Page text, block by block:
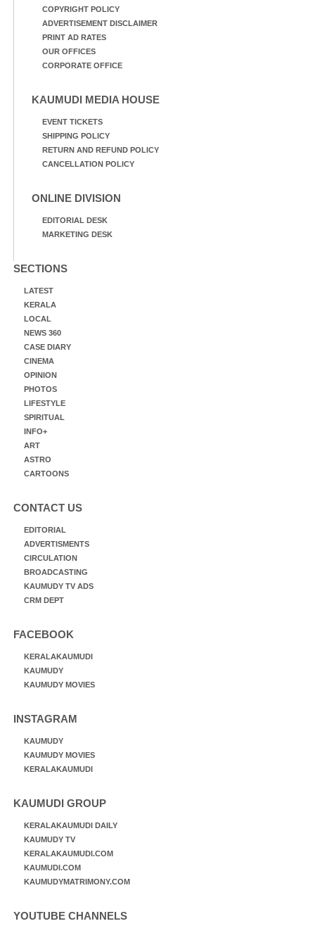
COPYRIGHT POLICY
ADVERTISEMENT DISCLAIMER
PRINT AD RATES
OUR OFFICES
CORPORATE OFFICE
KAUMUDI MEDIA HOUSE
EVENT TICKETS
SHIPPING POLICY
RETURN AND REFUND POLICY
CANCELLATION POLICY
ONLINE DIVISION
EDITORIAL DESK
MARKETING DESK
SECTIONS
LATEST
KERALA
LOCAL
NEWS 360
CASE DIARY
CINEMA
OPINION
PHOTOS
LIFESTYLE
SPIRITUAL
INFO+
ART
ASTRO
CARTOONS
CONTACT US
EDITORIAL
ADVERTISMENTS
CIRCULATION
BROADCASTING
KAUMUDY TV ADS
CRM DEPT
FACEBOOK
KERALAKAUMUDI
KAUMUDY
KAUMUDY MOVIES
INSTAGRAM
KAUMUDY
KAUMUDY MOVIES
KERALAKAUMUDI
KAUMUDI GROUP
KERALAKAUMUDI DAILY
KAUMUDY TV
KERALAKAUMUDI.COM
KAUMUDI.COM
KAUMUDYMATRIMONY.COM
YOUTUBE CHANNELS